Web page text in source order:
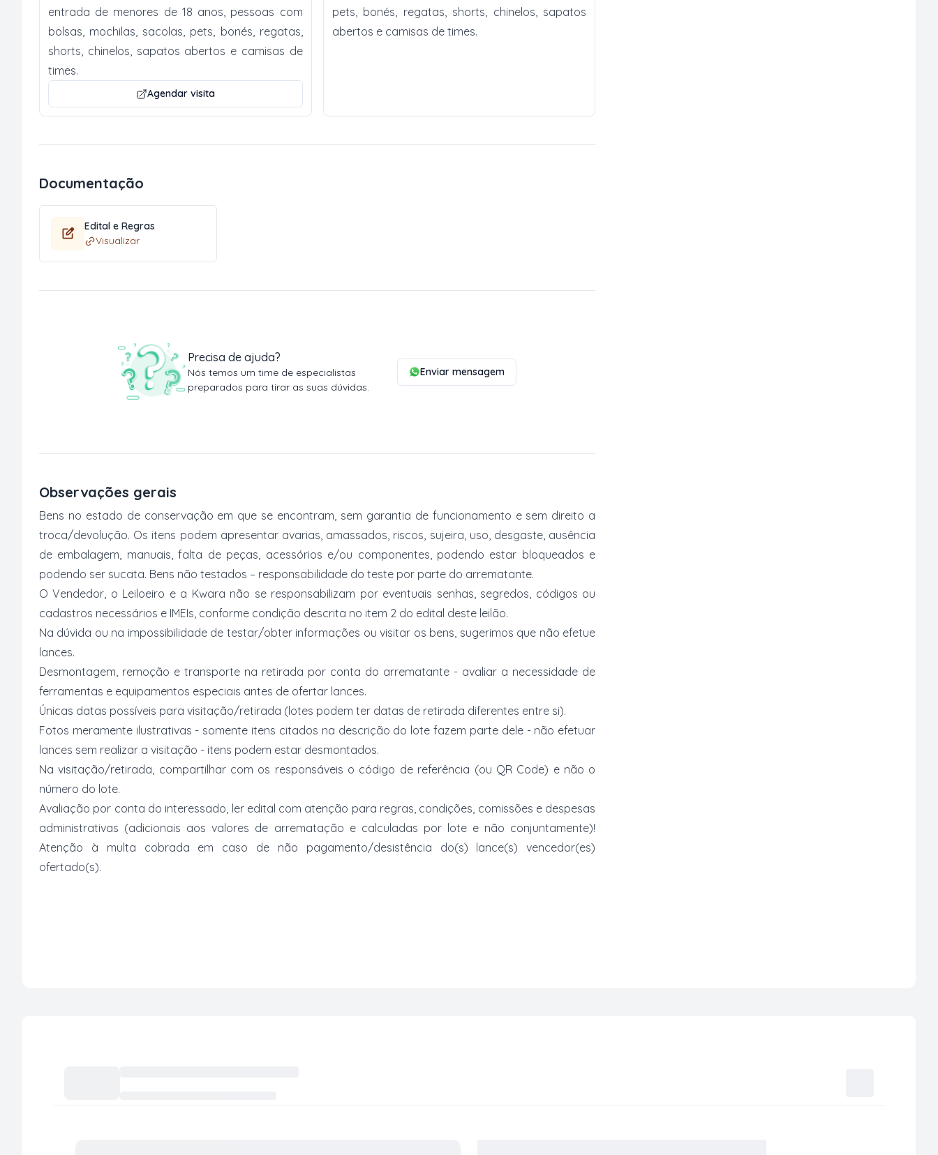
entrada de menores de 18 anos, pessoas com
bolsas, mochilas, sacolas, pets, bonés, regatas,
shorts, chinelos, sapatos abertos e camisas de
times.
Agendar visita
pets, bonés, regatas, shorts, chinelos, sapatos
abertos e camisas de times.
Documentação
Edital e Regras
Visualizar
Precisa de ajuda?
Nós temos um time de especialistas
preparados para tirar as suas dúvidas.
Enviar mensagem
Observações gerais
Bens no estado de conservação em que se encontram, sem garantia de funcionamento e sem direito a
troca/devolução. Os itens podem apresentar avarias, amassados, riscos, sujeira, uso, desgaste, ausência
de embalagem, manuais, falta de peças, acessórios e/ou componentes, podendo estar bloqueados e
podendo ser sucata. Bens não testados – responsabilidade do teste por parte do arrematante.
O Vendedor, o Leiloeiro e a Kwara não se responsabilizam por eventuais senhas, segredos, códigos ou
cadastros necessários e IMEIs, conforme condição descrita no item 2 do edital deste leilão.
Na dúvida ou na impossibilidade de testar/obter informações ou visitar os bens, sugerimos que não efetue
lances.
Desmontagem, remoção e transporte na retirada por conta do arrematante - avaliar a necessidade de
ferramentas e equipamentos especiais antes de ofertar lances.
Únicas datas possíveis para visitação/retirada (lotes podem ter datas de retirada diferentes entre si).
Fotos meramente ilustrativas - somente itens citados na descrição do lote fazem parte dele - não efetuar
lances sem realizar a visitação - itens podem estar desmontados.
Na visitação/retirada, compartilhar com os responsáveis o código de referência (ou QR Code) e não o
número do lote.
Avaliação por conta do interessado, ler edital com atenção para regras, condições, comissões e despesas
administrativas (adicionais aos valores de arrematação e calculadas por lote e não conjuntamente)!
Atenção à multa cobrada em caso de não pagamento/desistência do(s) lance(s) vencedor(es)
ofertado(s).